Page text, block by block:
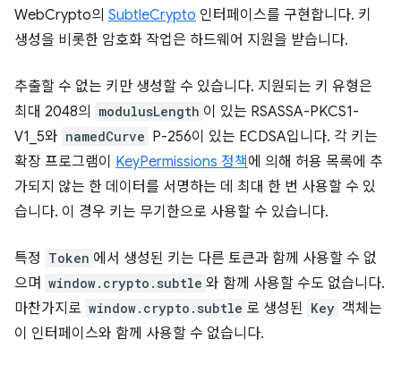
WebCrypto의 SubtleCrypto 인터페이스를 구현합니다. 키
생성을 비롯한 암호화 작업은 하드웨어 지원을 받습니다.
추출할 수 없는 키만 생성할 수 있습니다. 지원되는 키 유형은
최대 2048의
modulusLength 이 있는 RSASSA-PKCS1-
V1_5와 namedCurve P-256이 있는 ECDSA입니다. 각 키는
확장 프로그램이 KeyPermissions 정책에 의해 허용 목록에 추
가되지 않는 한 데이터를 서명하는 데 최대 한 번 사용할 수 있
습니다. 이 경우 키는 무기한으로 사용할 수 있습니다.
특정 Token 에서 생성된 키는 다른 토큰과 함께 사용할 수 없
으며 window.crypto.subtle 와 함께 사용할 수도 없습니다.
마찬가지로 window.crypto.subtle 로 생성된 Key 객체는
이 인터페이스와 함께 사용할 수 없습니다.